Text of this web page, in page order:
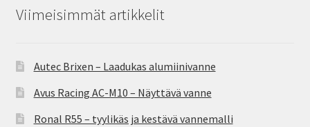
Viimeisimmät artikkelit
Autec Brixen – Laadukas alumiinivanne
Avus Racing AC-M10 – Näyttävä vanne
Ronal R55 – tyylikäs ja kestävä vannemalli